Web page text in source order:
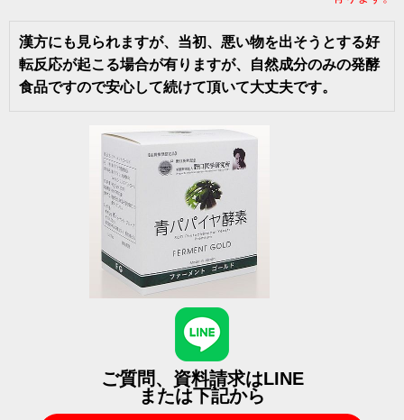
漢方にも見られますが、当初、悪い物を出そうとする好
転反応が起こる場合が有りますが、自然成分のみの発酵
食品ですので安心して続けて頂いて大丈夫です。
ご質問、資料請求はLINE
または下記から